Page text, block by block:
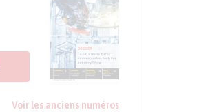
Voir les anciens numéros